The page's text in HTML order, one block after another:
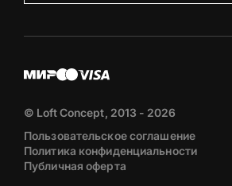
© Loft Concept, 2013 - 2026
Пользовательское соглашение
Политика конфиденциальности
Публичная оферта